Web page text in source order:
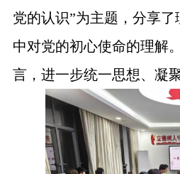
党的认识”为主题，分享
中对党的初心使命的理解
言，进一步统一思想、凝聚